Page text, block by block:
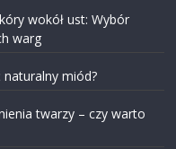
wokół ust: Wybór
warg
naturalny miód?
twarzy – czy warto